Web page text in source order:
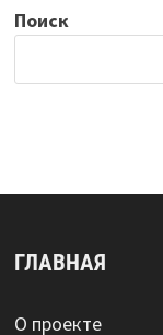
Поиск
ГЛАВНАЯ
О проекте